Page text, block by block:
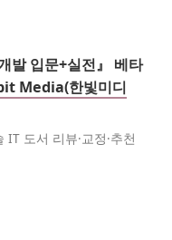
발 입문+실전』 베타
Media(한빛미디
IT 도서 리뷰·교정·추천